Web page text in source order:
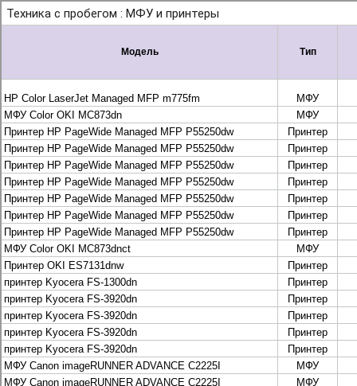
Рассчитать и заказать
Рассчитать и заказать
О компании
История Леком
Производители
Леком
Pantum
UTINET
G&G
ГК “Катюша”
Высокопроизводительные копиры DEVELOP
МФУ, копиры и принтеры KYOCERA
Принтеры и МФУ и факсы Brother
Плоттеры и МФУ Oce
Плоттеры и МФУ Oce
Цифровые системы Oce VarioPrint DP Line
МФУ, сканеры, плоттеры и принтеры Canon